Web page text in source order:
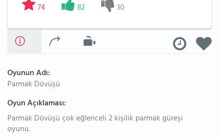
74 82 30
Oyunun Adı:
Parmak Dövüşü
Oyun Açıklaması:
Parmak Dövüşü çok eğlenceli 2 kişilik parmak güreşi
oyunu.